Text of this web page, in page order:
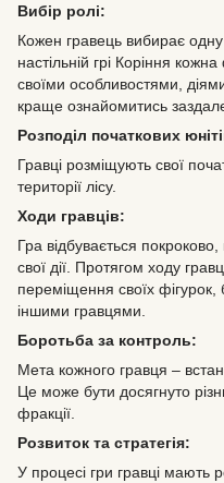
Вибір ролі:
Кожен гравець вибирає
настільній грі Коріння
своїми особливостями,
краще ознайомитись
Розподіл початкових
Гравці розміщують свої
території лісу.
Ходи гравців:
Гра відбувається
свої дії. Протягом ходу
переміщення своїх фігурок,
іншими гравцями.
Боротьба за контроль:
Мета кожного гравця –
Це може бути досягнуто
фракції.
Розвиток та стратегія:
У процесі гри гравці мають